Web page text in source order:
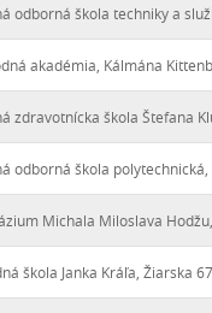
odborná škola techniky a
akadémia, Kálmána
zdravotnícka škola Štefana
odborná škola
Michala Miloslava
škola Janka Kráľa, Žiarska